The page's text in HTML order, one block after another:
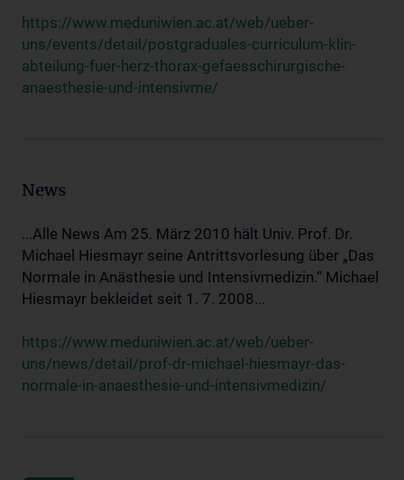
https://www.meduniwien.ac.at/web/ueber-
uns/events/detail/postgraduales-curriculum-klin-
abteilung-fuer-herz-thorax-gefaesschirurgische-
anaesthesie-und-intensivme/
News
...Alle News Am 25. März 2010 hält Univ. Prof. Dr.
Michael Hiesmayr seine Antrittsvorlesung über „Das
Normale in Anästhesie und Intensivmedizin.“ Michael
Hiesmayr bekleidet seit 1. 7. 2008...
https://www.meduniwien.ac.at/web/ueber-
uns/news/detail/prof-dr-michael-hiesmayr-das-
normale-in-anaesthesie-und-intensivmedizin/